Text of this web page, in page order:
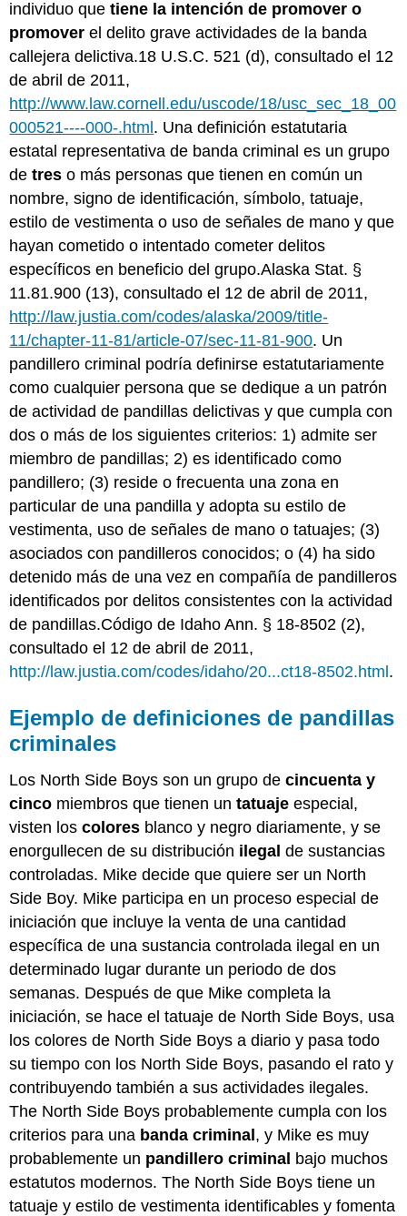
individuo quetiene la intención de promover o
promover el delito grave actividades de la banda
callejera delictiva.18 U.S.C. 521 (d), consultado el 12
de abril de 2011,
http://www.law.cornell.edu/uscode/18/usc_sec_18_00
000521----000-.html . Una definición estatutaria
estatal representativa de banda criminal es un grupo
detres o más personas que tienen en común un
nombre, signo de identificación, símbolo, tatuaje,
estilo de vestimenta o uso de señales de mano y que
hayan cometido o intentado cometer delitos
específicos en beneficio del grupo.Alaska Stat. §
11.81.900 (13), consultado el 12 de abril de 2011,
http://law.justia.com/codes/alaska/2009/title-
11/chapter-11-81/article-07/sec-11-81-900. Un
pandillero criminal podría definirse estatutariamente
como cualquier persona que se dedique a un patrón
de actividad de pandillas delictivas y que cumpla con
dos o más de los siguientes criterios: 1) admite ser
miembro de pandillas; 2) es identificado como
pandillero; (3) reside o frecuenta una zona en
particular de una pandilla y adopta su estilo de
vestimenta, uso de señales de mano o tatuajes; (3)
asociados con pandilleros conocidos; o (4) ha sido
detenido más de una vez en compañía de pandilleros
identificados por delitos consistentes con la actividad
de pandillas.Código de Idaho Ann. § 18-8502 (2),
consultado el 12 de abril de 2011,
http://law.justia.com/codes/idaho/20...ct18-8502.html .
Ejemplo de definiciones de pandillas
criminales
Los North Side Boys son un grupo decincuenta y
cinco miembros que tienen untatuaje especial,
visten loscolores blanco y negro diariamente, y se
enorgullecen de su distribución ilegal de sustancias
controladas. Mike decide que quiere ser un North
Side Boy. Mike participa en un proceso especial de
iniciación que incluye la venta de una cantidad
específica de una sustancia controlada ilegal en un
determinado lugar durante un periodo de dos
semanas. Después de que Mike completa la
iniciación, se hace el tatuaje de North Side Boys, usa
los colores de North Side Boys a diario y pasa todo
su tiempo con los North Side Boys, pasando el rato y
contribuyendo también a sus actividades ilegales.
The North Side Boys probablemente cumpla con los
criterios para una banda criminal, y Mike es muy
probablemente un pandillero criminal bajo muchos
estatutos modernos. The North Side Boys tiene un
tatuaje y estilo de vestimenta identificables y fomenta